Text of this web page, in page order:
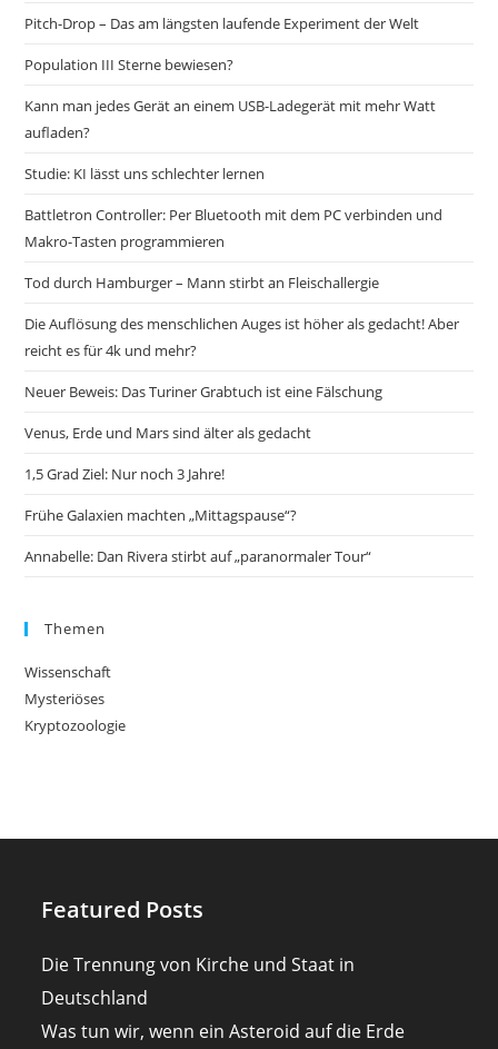
Pitch-Drop – Das am längsten laufende Experiment der Welt
Population III Sterne bewiesen?
Kann man jedes Gerät an einem USB-Ladegerät mit mehr Watt
aufladen?
Studie: KI lässt uns schlechter lernen
Battletron Controller: Per Bluetooth mit dem PC verbinden und
Makro-Tasten programmieren
Tod durch Hamburger – Mann stirbt an Fleischallergie
Die Auflösung des menschlichen Auges ist höher als gedacht! Aber
reicht es für 4k und mehr?
Neuer Beweis: Das Turiner Grabtuch ist eine Fälschung
Venus, Erde und Mars sind älter als gedacht
1,5 Grad Ziel: Nur noch 3 Jahre!
Frühe Galaxien machten „Mittagspause“?
Annabelle: Dan Rivera stirbt auf „paranormaler Tour“
Themen
Wissenschaft
Mysteriöses
Kryptozoologie
Featured Posts
Die Trennung von Kirche und Staat in
Deutschland
Was tun wir, wenn ein Asteroid auf die Erde